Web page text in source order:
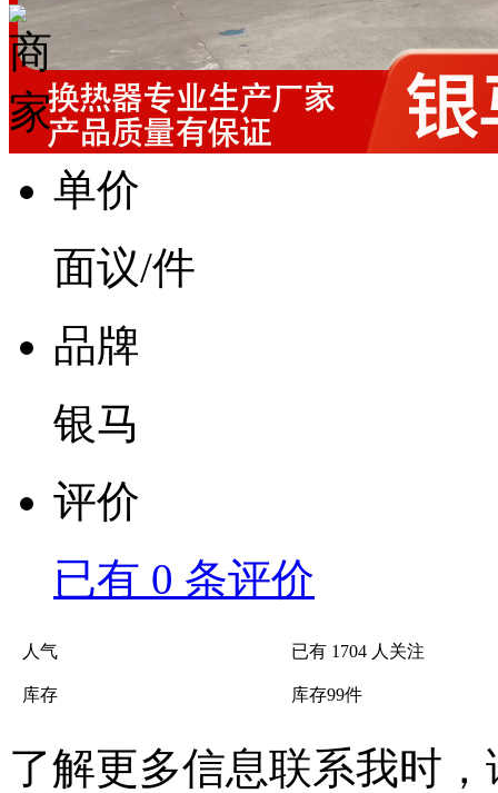
单价
面议/件
品牌
银马
评价
已有 0 条评价
人气 已有 1704 人关注
库存 库存99件
了解更多信息联系我时